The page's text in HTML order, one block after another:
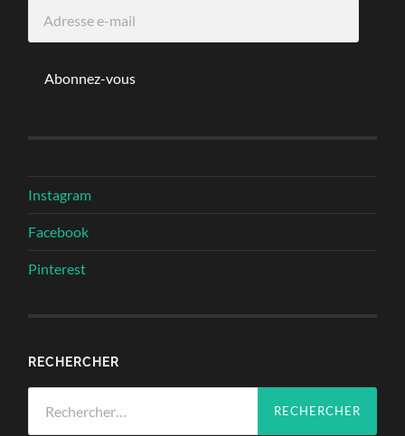
Abonnez-vous
Instagram
Facebook
Pinterest
RECHERCHER